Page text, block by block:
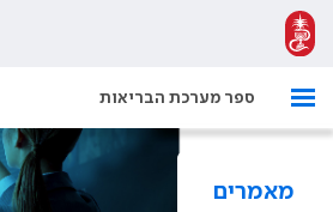
ספר מערכת הבריאות
מאמרים